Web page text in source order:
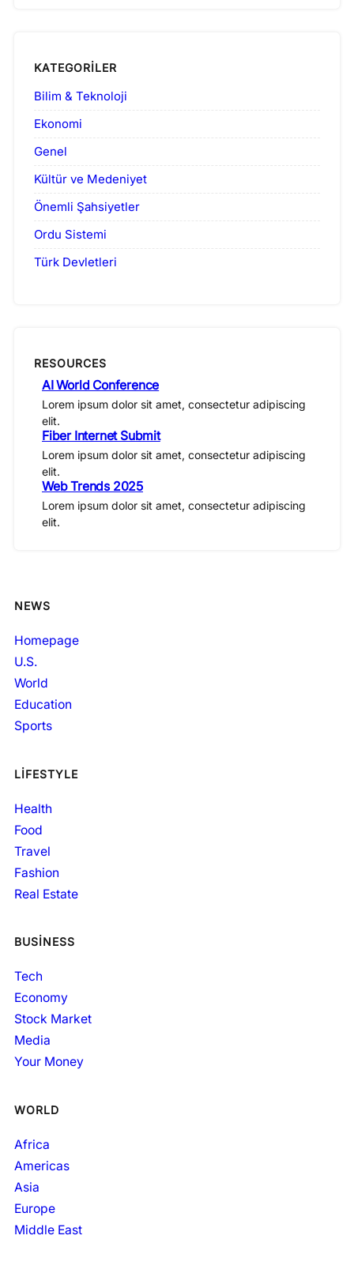
KATEGORILER
Bilim & Teknoloji
Ekonomi
Genel
Kültür ve Medeniyet
Önemli Şahsiyetler
Ordu Sistemi
Türk Devletleri
RESOURCES
AI World Conference
Lorem ipsum dolor sit amet, consectetur adipiscing
elit.
Fiber Internet Submit
Lorem ipsum dolor sit amet, consectetur adipiscing
elit.
Web Trends 2025
Lorem ipsum dolor sit amet, consectetur adipiscing
elit.
NEWS
Homepage
U.S.
World
Education
Sports
LIFESTYLE
Health
Food
Travel
Fashion
Real Estate
BUSINESS
Tech
Economy
Stock Market
Media
Your Money
WORLD
Africa
Americas
Asia
Europe
Middle East